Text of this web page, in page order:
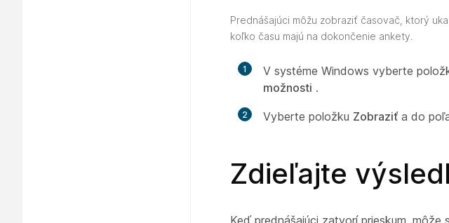
Prednášajúci môžu zobraziť časovač, ktorý
koľko času majú na dokončenie ankety.
1 V systéme Windows vyberte
možnosti .
2 Vyberte položku Zobraziť a do
Zdieľajte
Keď prednášajúci zatvorí prieskum,